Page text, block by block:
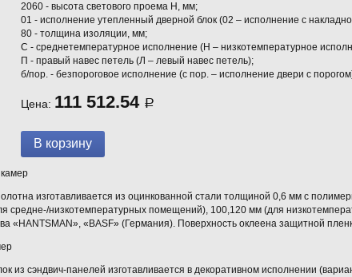
2060 - высота светового проема Н, мм;
01 - исполнение утепленный дверной блок (02 – исполнение с
80 - толщина изоляции, мм;
С - среднетемпературное исполнение (Н – низкотемпературное
П - правый навес петель (Л – левый навес петель);
б/пор. - безпороговое исполнение (с пор. – исполнение двери с
Цена: 111 512.54 Р
изготавливается из оцинкованной стали толщиной 0,6 мм с
средне-/низкотемпературных помещений), 100,120 мм (для
«HANTSMAN», «BASF» (Германия). Поверхность оклеена защитной
из сэндвич-панелей изготавливается в декоративном исполнении